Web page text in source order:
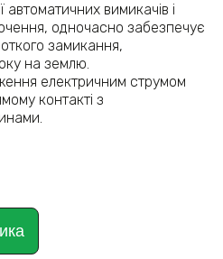
автоматичних вимикачів і
одночасно забезпечує
замикання,
на землю.
електричним струмом
контакті з